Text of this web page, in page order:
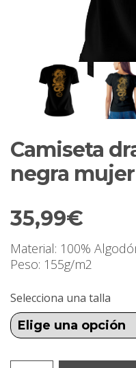
Camiseta
negra mujer
35,99€
Material: 100%
Peso: 155g/m2
Selecciona una talla